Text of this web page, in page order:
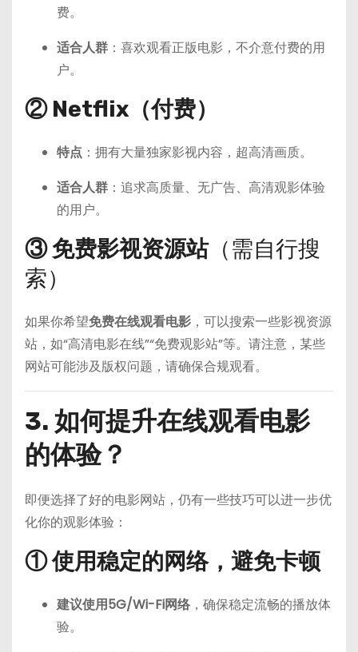
费。
适合人群 ：喜欢观看正版电影，不介意付费的用
户。
② Netflix（付费）
特点 ：拥有大量独家影视内容，超高清画质。
适合人群 ：追求高质量、无广告、高清观影体验
的用户。
③ 免费影视资源站（需自行搜
索）
如果你希望免费在线观看电影 ，可以搜索一些影视资源
站，如“高清电影在线”“免费观影站”等。请注意，某些
网站可能涉及版权问题，请确保合规观看。
3. 如何提升在线观看电影
的体验？
即便选择了好的电影网站，仍有一些技巧可以进一步优
化你的观影体验：
① 使用稳定的网络，避免卡顿
建议使用5G/Wi-Fi网络 ，确保稳定流畅的播放体
验。